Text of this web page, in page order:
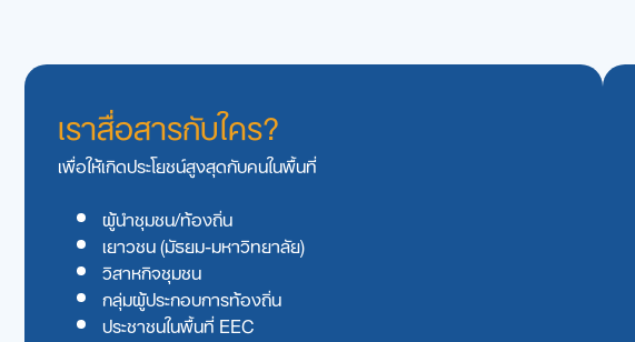
เราสื่อสารกับใคร?
เพื่อให้เกิดประโยชน์สูงสุดกับคนในพื้นที่
ผู้นำชุมชน/ท้องถิ่น
เยาวชน (มัธยม-มหาวิทยาลัย)
วิสาหกิจชุมชน
กลุ่มผู้ประกอบการท้องถิ่น
ประชาชนในพื้นที่ EEC